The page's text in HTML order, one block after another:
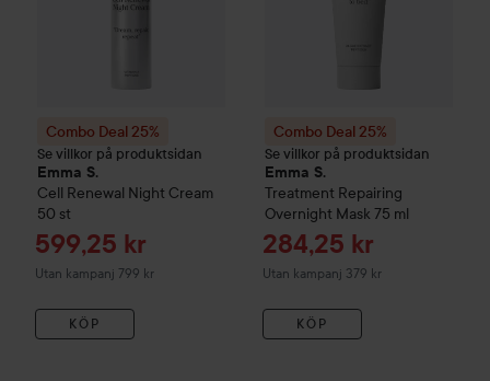
Combo Deal 25%
Se villkor på produktsidan
Emma S.
Cell Renewal Night Cream
50 st
Reapris
599,25 kr
Utan kampanj 799 kr
KÖP
Combo Deal 25%
Se villkor på produktsidan
Emma S.
Treatment Repairing
Overnight Mask 75 ml
Reapris
284,25 kr
Utan kampanj 379 kr
KÖP